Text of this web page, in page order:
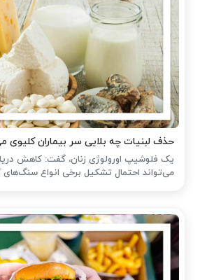
حذف لبنیات چه بلایی سر بیماران کلیوی
یک فلوشیپ اورولوژی زنان، گفت: کاهش
می‌تواند احتمال تشکیل برخی انواع سنگ‌های